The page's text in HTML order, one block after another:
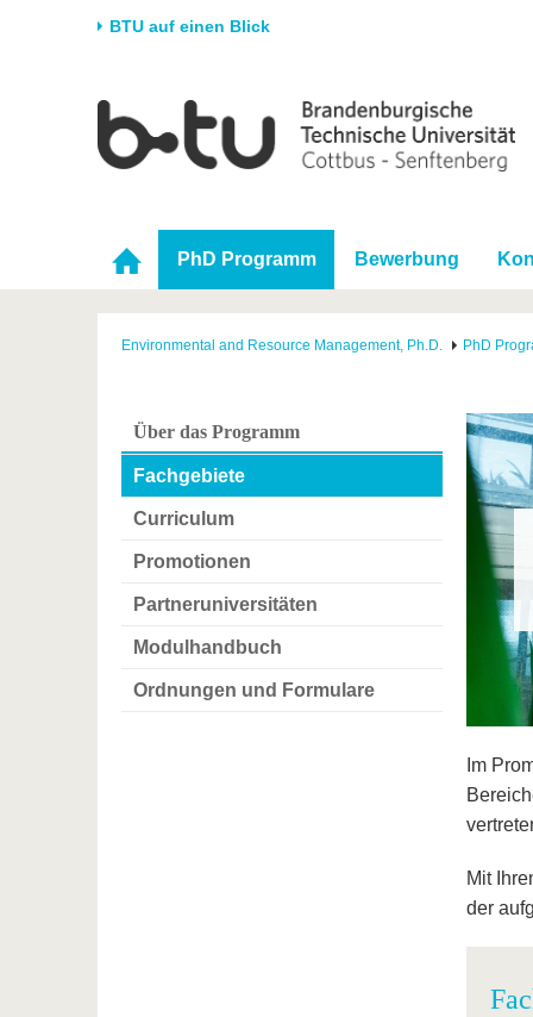
BTU auf einen Blick
Universität
Karriere & Engagement
Partnerschaften &
Strukturwandel
Forschung
Förderung
Wissenschaftlicher
Nachwuchs
Im
PhD Programm Bewerbung
Environmental and Resource Management, Ph.D. PhD
Über das Programm
Fachgebiete
Curriculum
Promotionen
Partneruniversitäten
Modulhandbuch
Ordnungen und Formulare
Im
Mit
der